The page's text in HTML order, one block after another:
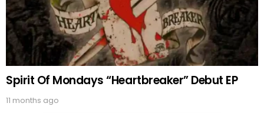
Spirit Of Mondays “Heartbreaker” Debut EP
11 months ago